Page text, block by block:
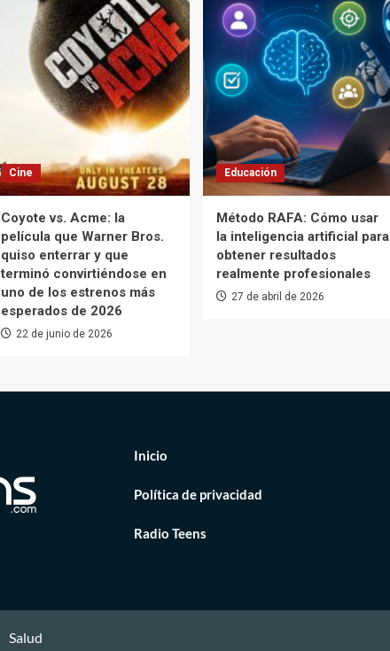
Cine
Coyote vs. Acme: la
película que Warner Bros.
quiso enterrar y que
terminó convirtiéndose en
uno de los estrenos más
esperados de 2026
22 de junio de 2026
Educación
Método RAFA: Cómo usar
la inteligencia artificial para
obtener resultados
realmente profesionales
27 de abril de 2026
Inicio
Política de privacidad
Radio Teens
Salud